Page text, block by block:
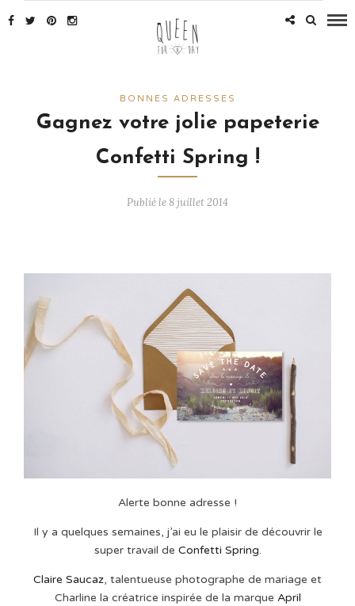
BONNES ADRESSES
Gagnez votre jolie papeterie
Confetti Spring !
Publié le 8 juillet 2014
Alerte bonne adresse !
Il y a quelques semaines, j’ai eu le plaisir de découvrir le
super travail de Confetti Spring.
Claire Saucaz, talentueuse photographe de mariage et
Charline la créatrice inspirée de la marque April